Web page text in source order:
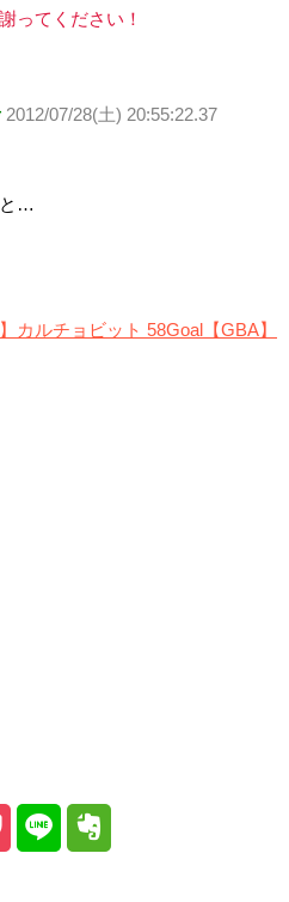
ってください！
2012/07/28(土) 20:55:22.37
…
】カルチョビット 58Goal【GBA】